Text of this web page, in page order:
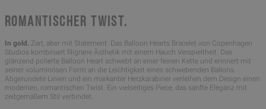
ROMANTISCHER TWIST.
In gold. Zart, aber mit Statement: Das Balloon Hearts Bracelet von Copenhagen
Studios kombiniert filigrane Ästhetik mit einem Hauch Verspieltheit. Das
glänzend polierte Balloon Heart schwebt an einer feinen Kette und erinnert mit
seiner voluminösen Form an die Leichtigkeit eines schwebenden Ballons.
Abgerundete Linien und ein markanter Herzkarabiner verleihen dem Design einen
modernen, romantischen Twist. Ein vielseitiges Piece, das sanfte Eleganz mit
zeitgemäßem Stil verbindet.